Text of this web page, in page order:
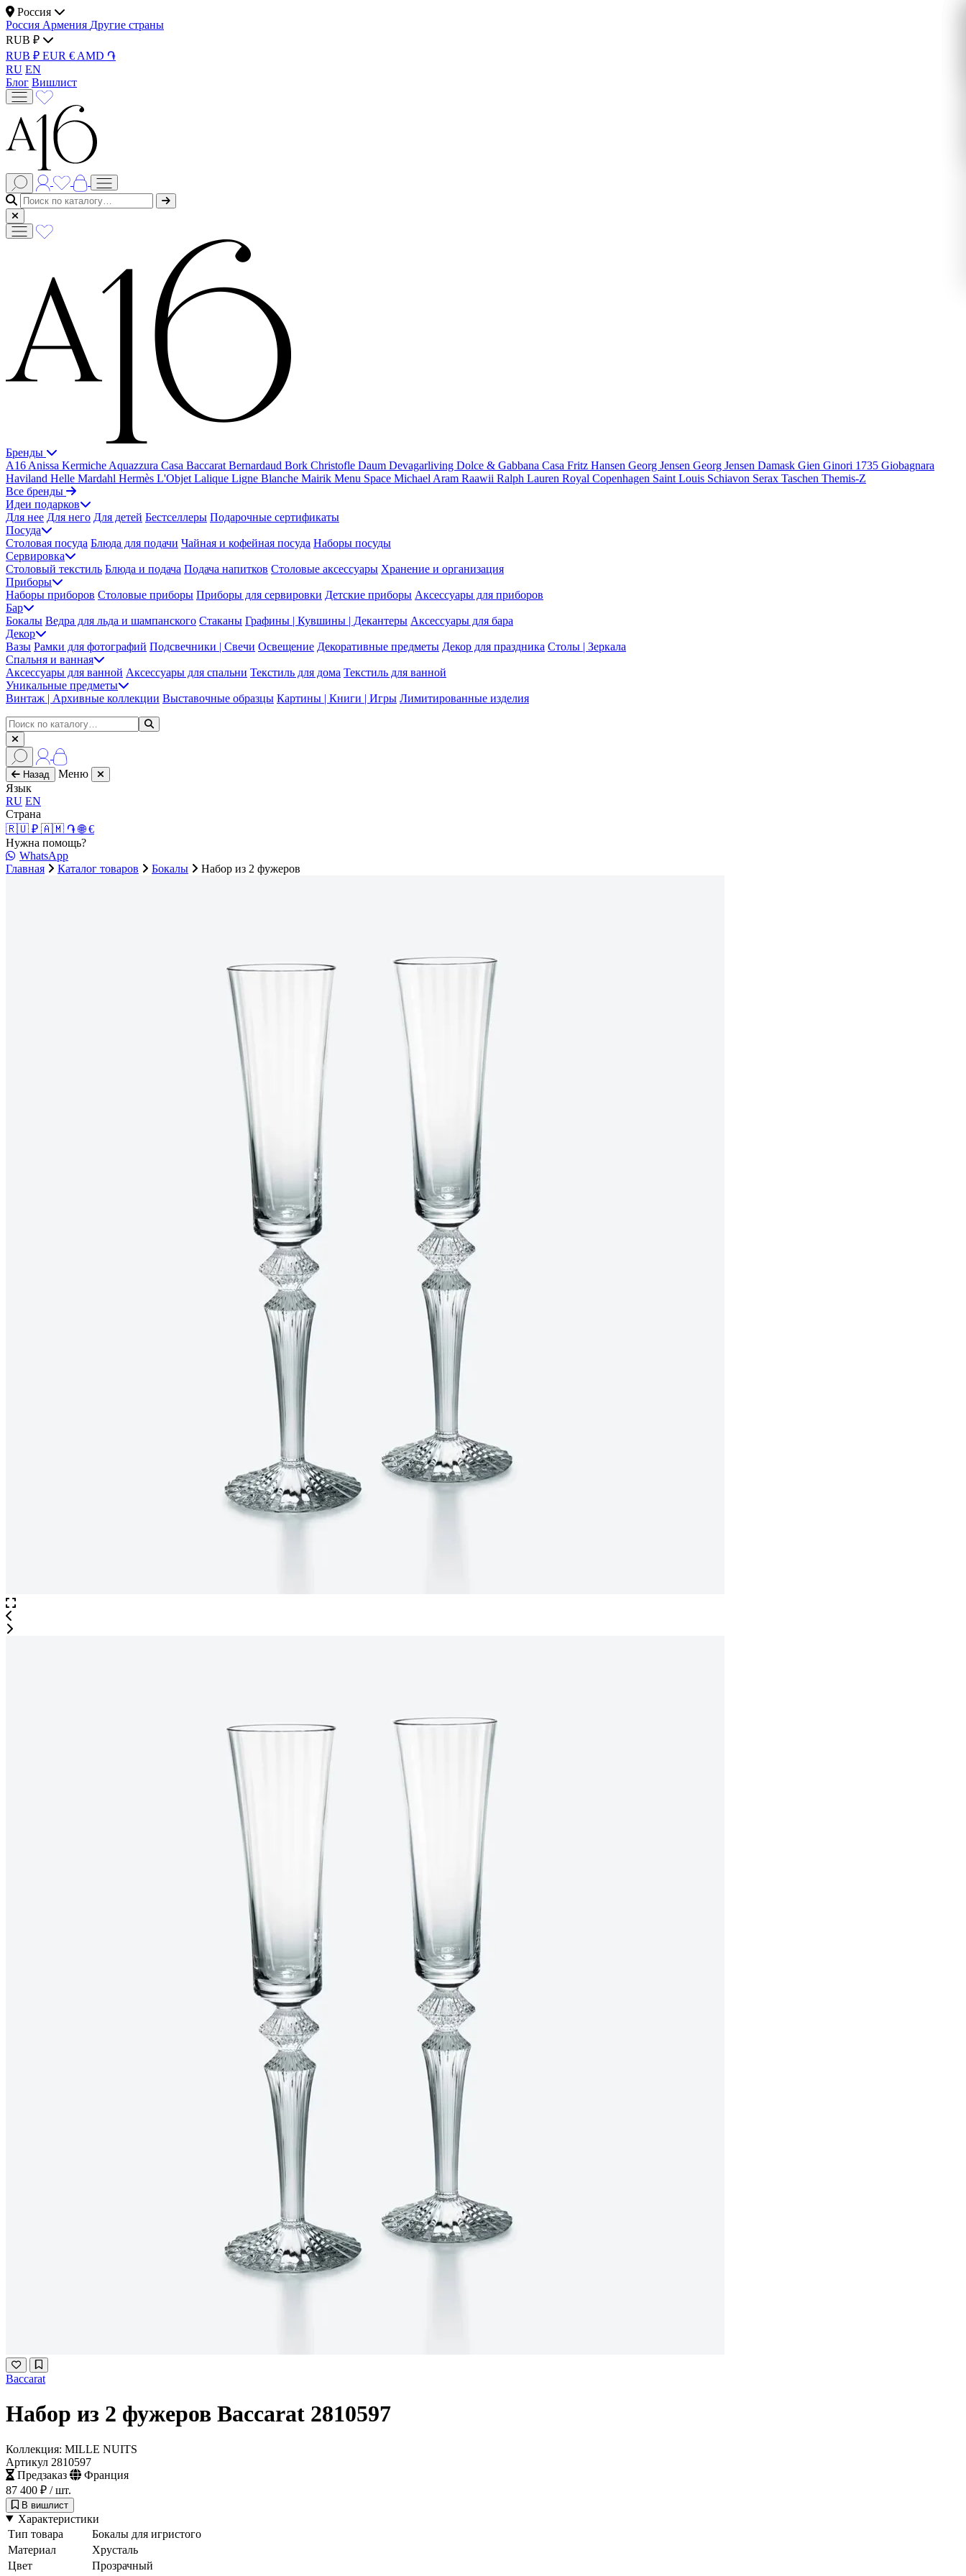
Россия
Россия Армения Другие страны
RUB ₽
RUB ₽ EUR € AMD ֏
RU EN
Блог Вишлист
Бренды
A16 Anissa Kermiche Aquazzura Casa Baccarat Bernardaud Bork Christofle Daum Devagarliving Dolce & Gabbana Casa Fritz Hansen Georg Jensen Georg Jensen Damask Gien Ginori 1735 Giobagnara
Haviland Helle Mardahl Hermès L'Objet Lalique Ligne Blanche Mairik Menu Space Michael Aram Raawii Ralph Lauren Royal Copenhagen Saint Louis Schiavon Serax Taschen Themis-Z
Все бренды
Идеи подарков
Для нее Для него Для детей Бестселлеры Подарочные сертификаты
Посуда
Столовая посуда Блюда для подачи Чайная и кофейная посуда Наборы посуды
Сервировка
Столовый текстиль Блюда и подача Подача напитков Столовые аксессуары Хранение и организация
Приборы
Наборы приборов Столовые приборы Приборы для сервировки Детские приборы Аксессуары для приборов
Бар
Бокалы Ведра для льда и шампанского Стаканы Графины | Кувшины | Декантеры Аксессуары для бара
Декор
Вазы Рамки для фотографий Подсвечники | Свечи Освещение Декоративные предметы Декор для праздника Столы | Зеркала
Спальня и ванная
Аксессуары для ванной Аксессуары для спальни Текстиль для дома Текстиль для ванной
Уникальные предметы
Винтаж | Архивные коллекции Выставочные образцы Картины | Книги | Игры Лимитированные изделия
Назад
Меню
Язык
RU EN
Страна
🇷🇺 ₽ 🇦🇲 ֏🌐 €
Нужна помощь?
WhatsApp
Главная
Каталог товаров Бокалы Набор из 2 фужеров
Baccarat
Набор из 2 фужеров Baccarat 2810597
Коллекция: MILLE NUITS
Артикул 2810597
Предзаказ
Франция
87 400 ₽ / шт.
В вишлист
Характеристики
Тип товара
Бокалы для игристого
Материал
Хрусталь
Цвет
Прозрачный